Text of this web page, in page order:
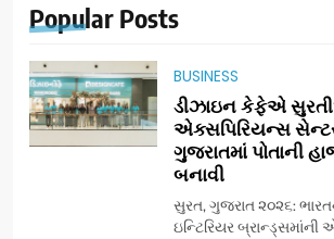
Popular Posts
BUSINESS
ડીઝાઇન કેફેએ
એક્સપિરિયન્સ
ગુજરાતમાં પોતાની
બનાવી
સુરત, ગુજરાત ૨૦૨૬:
ઇન્ટિરિયર